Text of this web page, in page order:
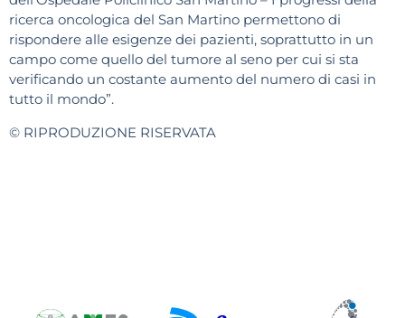
ricerca oncologica del San Martino permettono di
rispondere alle esigenze dei pazienti, soprattutto in un
campo come quello del tumore al seno per cui si sta
verificando un costante aumento del numero di casi in
tutto il mondo”.
© RIPRODUZIONE RISERVATA